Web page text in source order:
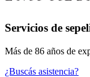
Servicios de
Más de 86 años de
¿Buscás asistencia?